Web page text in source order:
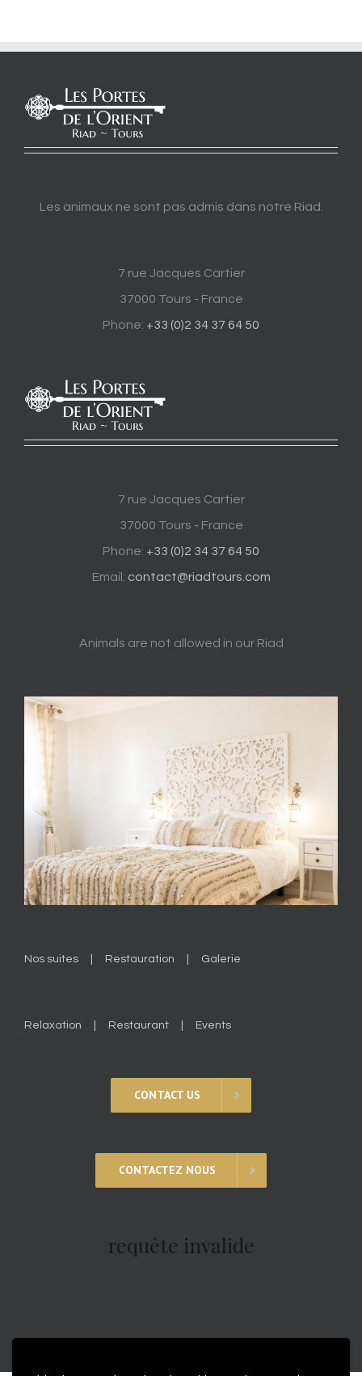
Les animaux ne sont pas admis dans notre Riad.
7 rue Jacques Cartier
37000 Tours - France
Phone: +33 (0)2 34 37 64 50
7 rue Jacques Cartier
37000 Tours - France
Phone: +33 (0)2 34 37 64 50
Email: contact@riadtours.com
Animals are not allowed in our Riad
Nos suites Restauration Galerie
Relaxation Restaurant Events
CONTACT US
CONTACTEZ NOUS
requête invalide